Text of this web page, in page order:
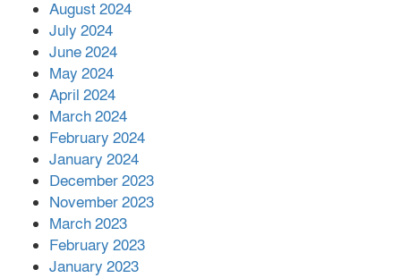
August 2024
July 2024
June 2024
May 2024
April 2024
March 2024
February 2024
January 2024
December 2023
November 2023
March 2023
February 2023
January 2023